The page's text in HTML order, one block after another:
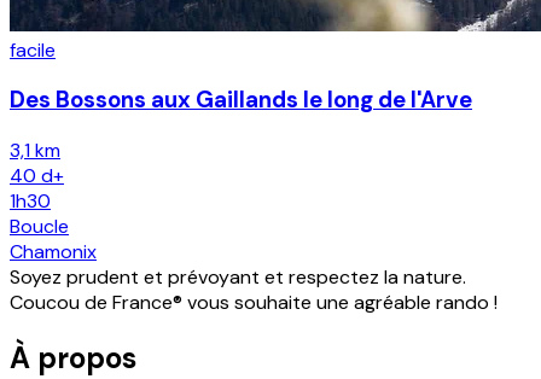
facile
Des Bossons aux Gaillands le long de l'Arve
3,1 km
40 d+
1h30
Boucle
Chamonix
Soyez prudent et prévoyant et respectez la nature.
Coucou de France® vous souhaite une agréable rando !
À propos